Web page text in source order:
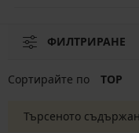
ФИЛТРИРАНЕ
Сортирайте по TOP
Търсеното